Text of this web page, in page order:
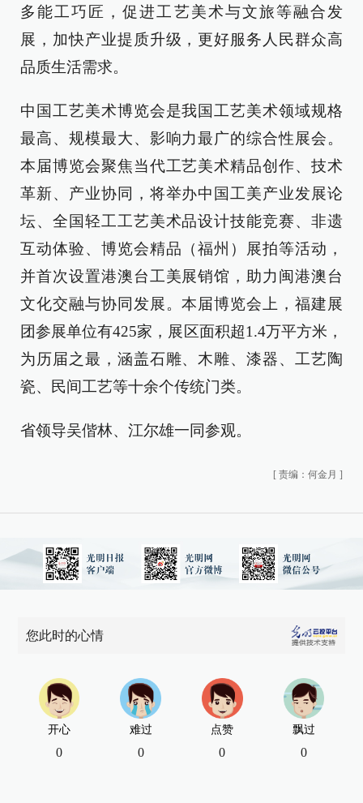
多能工巧匠，促进工艺美术与文旅等融合发
展，加快产业提质升级，更好服务人民群众高
品质生活需求。
中国工艺美术博览会是我国工艺美术领域规格
最高、规模最大、影响力最广的综合性展会。
本届博览会聚焦当代工艺美术精品创作、技术
革新、产业协同，将举办中国工美产业发展论
坛、全国轻工工艺美术品设计技能竞赛、非遗
互动体验、博览会精品（福州）展拍等活动，
并首次设置港澳台工美展销馆，助力闽港澳台
文化交融与协同发展。本届博览会上，福建展
团参展单位有425家，展区面积超1.4万平方米，
为历届之最，涵盖石雕、木雕、漆器、工艺陶
瓷、民间工艺等十余个传统门类。
省领导吴偕林、江尔雄一同参观。
[ 责编：何金月 ]
您此时的心情
开心
0
难过
0
点赞
0
飘过
0